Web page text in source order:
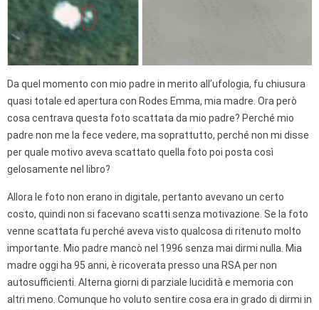
Da quel momento con mio padre in merito all’ufologia, fu chiusura
quasi totale ed apertura con Rodes Emma, mia madre. Ora però
cosa centrava questa foto scattata da mio padre? Perché mio
padre non me la fece vedere, ma soprattutto, perché non mi disse
per quale motivo aveva scattato quella foto poi posta così
gelosamente nel libro?
Allora le foto non erano in digitale, pertanto avevano un certo
costo, quindi non si facevano scatti senza motivazione. Se la foto
venne scattata fu perché aveva visto qualcosa di ritenuto molto
importante. Mio padre mancò nel 1996 senza mai dirmi nulla. Mia
madre oggi ha 95 anni, è ricoverata presso una RSA per non
autosufficienti. Alterna giorni di parziale lucidità e memoria con
altri meno. Comunque ho voluto sentire cosa era in grado di dirmi in